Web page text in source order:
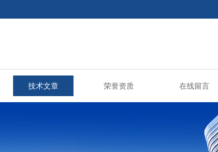
技术文章 荣誉资质 在线留言